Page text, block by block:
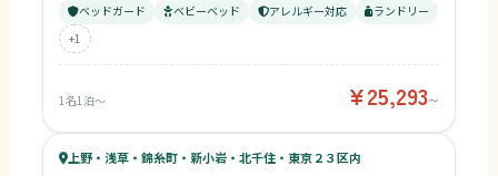
ベッドガード ベビーベッド アレルギー対応
ランドリー
+1
1名1泊〜 ¥25,293〜
48ベビー
48キッズ
上野・浅草・錦糸町・新小岩・北千住・東京２３区内